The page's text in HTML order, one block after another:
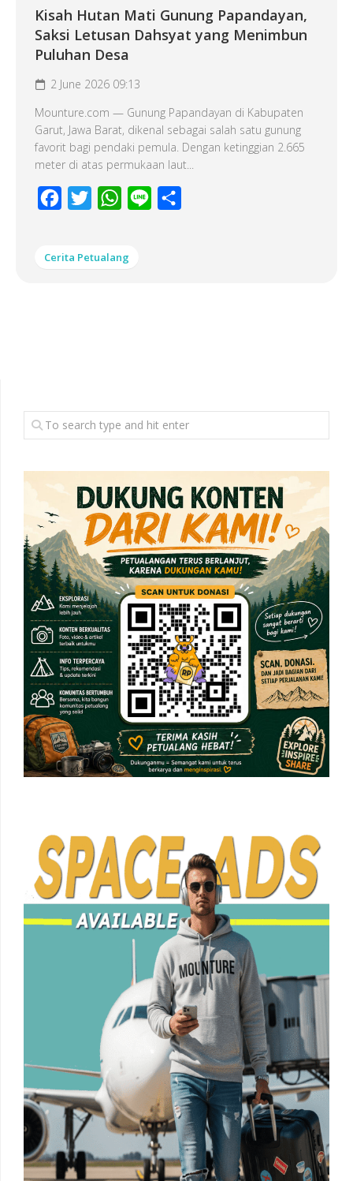
Kisah Hutan Mati Gunung Papandayan,
Saksi Letusan Dahsyat yang Menimbun
Puluhan Desa
2 June 2026 09:13
Mounture.com — Gunung Papandayan di Kabupaten
Garut, Jawa Barat, dikenal sebagai salah satu gunung
favorit bagi pendaki pemula. Dengan ketinggian 2.665
meter di atas permukaan laut...
Facebook
Twitter WhatsApp
Line
Cerita Petualang